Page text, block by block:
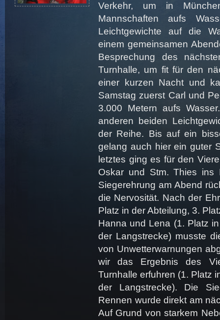
Verkehr, um in
Mannschaften aufs
Leichtgewichte auf die
einem gemeinsamen
Besprechung des
Turnhalle, um fit für den
einer kurzen Nacht und
Samstag zuerst Carl und
3.000 Metern aufs
anderen beiden
der Reihe. Bis auf ein
gelang auch hier ein guter
letztes ging es für den
Oskar und Stm. Thies ins
Siegerehrung am Abend
die Nervosität. Nach der
Platz in der Abteilung, 3.
Hanna und Lena (1. Platz
der Langstrecke) musste
von Unwetterwarnungen
wir das Ergebnis des
Turnhalle erfuhren (1. Platz
der Langstrecke). Die
Rennen wurde direkt am
Auf Grund von starkem